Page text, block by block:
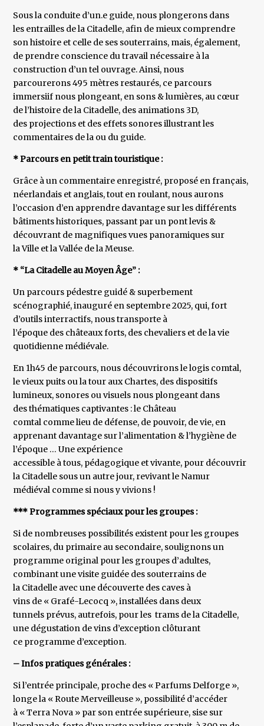
Sous la conduite d’un.e guide, nous plongerons dans
les entrailles de la Citadelle, afin de mieux comprendre
son histoire et celle de ses souterrains, mais, également,
de prendre conscience du travail nécessaire à la
construction d’un tel ouvrage. Ainsi, nous
parcourerons 495 mètres restaurés, ce parcours
immersiif nous plongeant, en sons & lumières, au cœur
de l’histoire de la Citadelle, des animations 3D,
des projections et des effets sonores illustrant les
commentaires de la ou du guide.
* Parcours en petit train touristique :
Grâce à un commentaire enregistré, proposé en français,
néerlandais et anglais, tout en roulant, nous aurons
l’occasion d’en apprendre davantage sur les différents
bâtiments historiques, passant par un pont levis &
découvrant de magnifiques vues panoramiques sur
la Ville et la Vallée de la Meuse.
* “La Citadelle au Moyen Âge” :
Un parcours pédestre guidé & superbement
scénographié, inauguré en septembre 2025, qui, fort
d’outils interractifs, nous transporte à
l’époque des châteaux forts, des chevaliers et de la vie
quotidienne médiévale.
En 1h45 de parcours, nous découvrirons le logis comtal,
le vieux puits ou la tour aux Chartes, des dispositifs
lumineux, sonores ou visuels nous plongeant dans
des thématiques captivantes : le Château
comtal comme lieu de défense, de pouvoir, de vie, en
apprenant davantage sur l’alimentation & l’hygiène de
l’époque … Une expérience
accessible à tous, pédagogique et vivante, pour découvrir
la Citadelle sous un autre jour, revivant le Namur
médiéval comme si nous y vivions !
*** Programmes spéciaux pour les groupes :
Si de nombreuses possibilités existent pour les groupes
scolaires, du primaire au secondaire, soulignons un
programme original pour les groupes d’adultes,
combinant une visite guidée des souterrains de
la Citadelle avec une découverte des caves à
vins de « Grafé-Lecocq », installées dans deux
tunnels prévus, autrefois, pour les trams de la Citadelle,
une dégustation de vins d’exception clôturant
ce programme d’exception.
– Infos pratiques générales :
Si l’entrée principale, proche des « Parfums Delforge »,
longe la « Route Merveilleuse », possibilité d’accéder
à « Terra Nova » par son entrée supérieure, sise sur